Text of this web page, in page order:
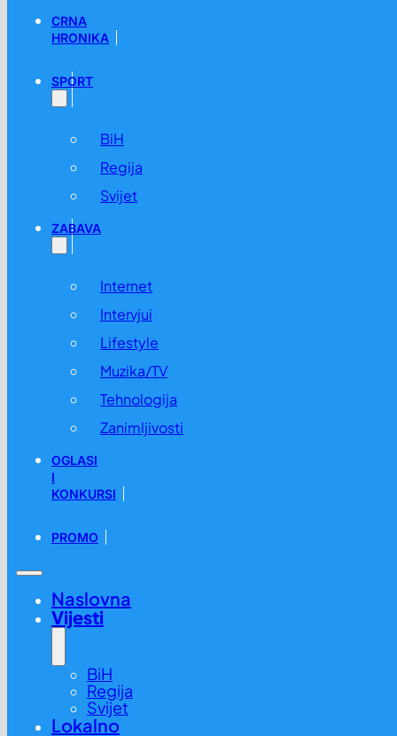
CRNA
HRONIKA
SPORT
BiH
Regija
Svijet
ZABAVA
Internet
Intervjui
Lifestyle
Muzika/TV
Tehnologija
Zanimljivosti
OGLASI
I
KONKURSI
PROMO
Naslovna
Vijesti
BiH
Regija
Svijet
Lokalno